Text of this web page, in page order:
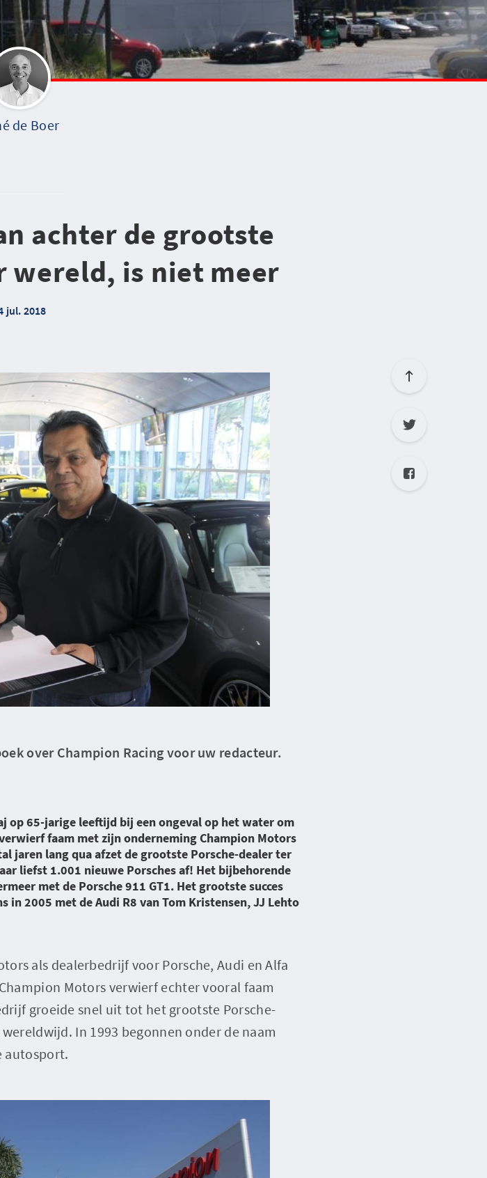
de Boer
achter de grootste
wereld, is niet meer
jul. 2018
over Champion Racing voor uw redacteur.
op 65-jarige leeftijd bij een ongeval op het water om
faam met zijn onderneming Champion Motors
jaren lang qua afzet de grootste Porsche-dealer ter
liefst 1.001 nieuwe Porsches af! Het bijbehorende
met de Porsche 911 GT1. Het grootste succes
in 2005 met de Audi R8 van Tom Kristensen, JJ Lehto
als dealerbedrijf voor Porsche, Audi en Alfa
Motors verwierf echter vooral faam
groeide snel uit tot het grootste Porsche-
In 1993 begonnen onder de naam
autosport.